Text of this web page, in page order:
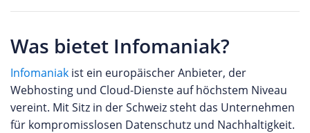
Was bietet Infomaniak?
Infomaniak ist ein europäischer Anbieter, der
Webhosting und Cloud-Dienste auf höchstem Niveau
vereint. Mit Sitz in der Schweiz steht das Unternehmen
für kompromisslosen Datenschutz und Nachhaltigkeit.